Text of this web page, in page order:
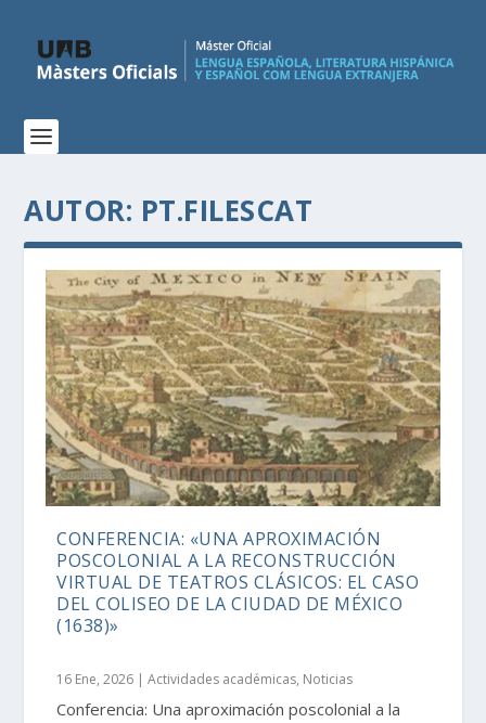
AUTOR: PT.FILESCAT
CONFERENCIA: «UNA APROXIMACIÓN
POSCOLONIAL A LA RECONSTRUCCIÓN
VIRTUAL DE TEATROS CLÁSICOS: EL CASO
DEL COLISEO DE LA CIUDAD DE MÉXICO
(1638)»
16 Ene, 2026 |Actividades académicas, Noticias
Conferencia: Una aproximación poscolonial a la